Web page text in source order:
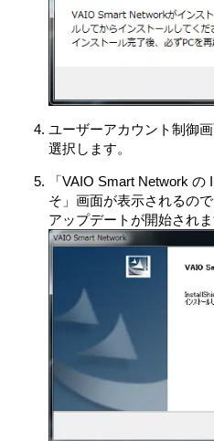
ユーザーアカウント制御
選択します。
「VAIO Smart Network の
そ」画面が表示されるの
アップデートが開始されま